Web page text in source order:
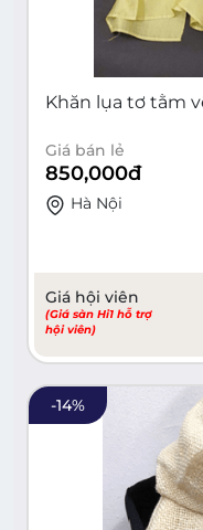
Khăn lụa tơ tằm
Giá bán lẻ
850,000đ
Hà Nội
Giá hội viên
(Giá sàn Hi1 hỗ trợ
hội viên)
-14%